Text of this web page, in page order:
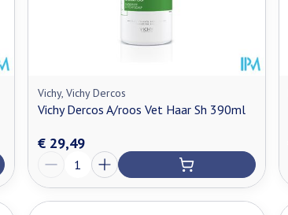
Vichy, Vichy Dercos
Vichy Dercos A/roos Vet Haar Sh 390ml
€ 29,49
Aantal